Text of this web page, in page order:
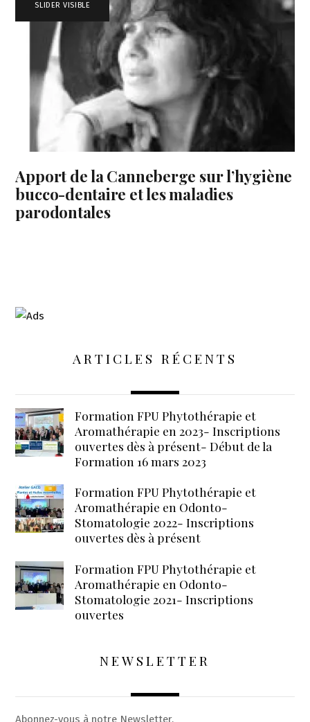
SLIDER VISIBLE
Apport de la Canneberge sur l’hygiène
bucco-dentaire et les maladies
parodontales
ARTICLES RÉCENTS
Formation FPU Phytothérapie et
Aromathérapie en 2023- Inscriptions
ouvertes dès à présent- Début de la
Formation 16 mars 2023
Formation FPU Phytothérapie et
Aromathérapie en Odonto-
Stomatologie 2022- Inscriptions
ouvertes dès à présent
Formation FPU Phytothérapie et
Aromathérapie en Odonto-
Stomatologie 2021- Inscriptions
ouvertes
NEWSLETTER
Abonnez-vous à notre Newsletter.